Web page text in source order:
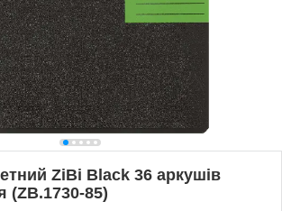
ZiBi Black 36 аркушів
(ZB.1730-85)